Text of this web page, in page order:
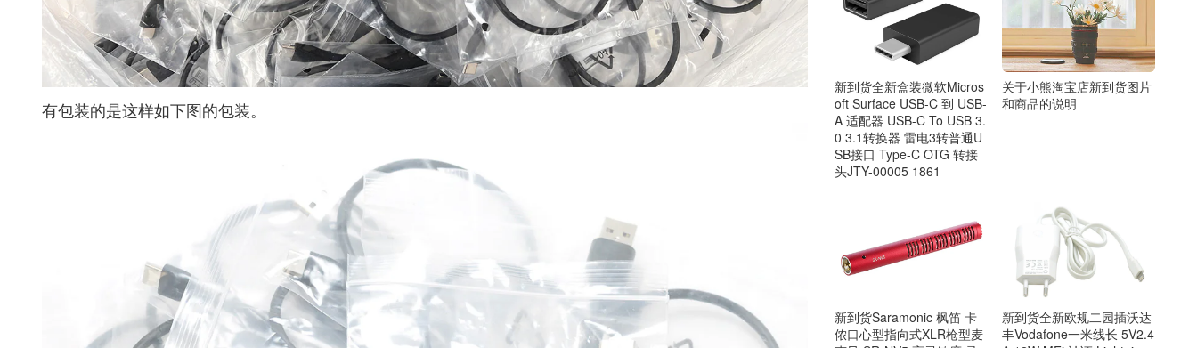
有包装的是这样如下图的包装。
新到货全新盒装微软Micros
oft Surface USB-C 到 USB-
A 适配器 USB-C To USB 3.
0 3.1转换器 雷电3转普通U
SB接口 Type-C OTG 转接
头JTY-00005 1861
关于小熊淘宝店新到货图片
和商品的说明
新到货Saramonic 枫笛 卡
侬口心型指向式XLR枪型麦
新到货全新欧规二园插沃达
丰Vodafone一米线长 5V2.4